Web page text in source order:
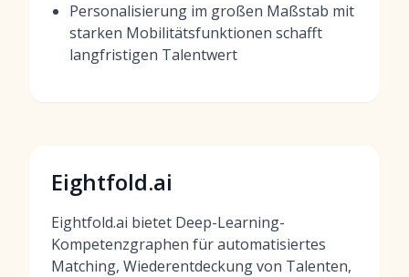
Personalisierung im großen Maßstab mit
starken Mobilitätsfunktionen schafft
langfristigen Talentwert
Eightfold.ai
Eightfold.ai bietet Deep-Learning-
Kompetenzgraphen für automatisiertes
Matching, Wiederentdeckung von Talenten,